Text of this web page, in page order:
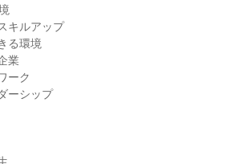
キルアップ
る環境
業
ーク
ーシップ